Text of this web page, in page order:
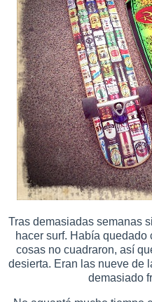
Tras demasiadas semanas
hacer surf. Había
cosas no cuadraron, así
desierta. Eran las nueve de
demasiado